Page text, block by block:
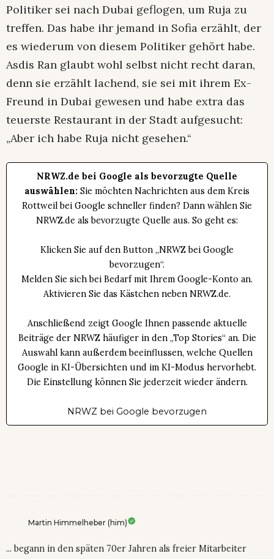
Politiker sei nach Dubai geflogen, um Ruja zu
treffen. Das habe ihr jemand in Sofia erzählt, der
es wiederum von diesem Politiker gehört habe.
Asdis Ran glaubt wohl selbst nicht recht daran,
denn sie erzählt lachend, sie sei mit ihrem Ex-
Freund in Dubai gewesen und habe extra das
teuerste Restaurant in der Stadt aufgesucht:
„Aber ich habe Ruja nicht gesehen.“
NRWZ.de bei Google als bevorzugte Quelle
auswählen: Sie möchten Nachrichten aus dem Kreis
Rottweil bei Google schneller finden? Dann wählen Sie
NRWZ.de als bevorzugte Quelle aus. So geht es:
Klicken Sie auf den Button „NRWZ bei Google
bevorzugen“.
Melden Sie sich bei Bedarf mit Ihrem Google-Konto an.
Aktivieren Sie das Kästchen neben NRWZ.de.
Anschließend zeigt Google Ihnen passende aktuelle
Beiträge der NRWZ häufiger in den „Top Stories“ an. Die
Auswahl kann außerdem beeinflussen, welche Quellen
Google in KI-Übersichten und im KI-Modus hervorhebt.
Die Einstellung können Sie jederzeit wieder ändern.
NRWZ bei Google bevorzugen
Martin Himmelheber (him)
... begann in den späten 70er Jahren als freier Mitarbeiter